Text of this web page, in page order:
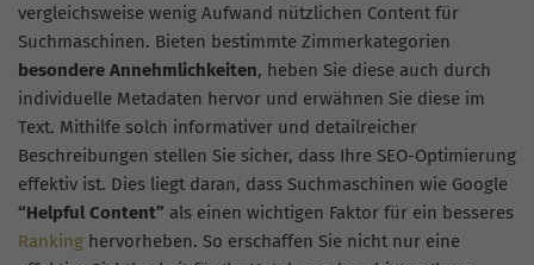
vergleichsweise wenig Aufwand nützlichen Content für
Suchmaschinen. Bieten bestimmte Zimmerkategorien
besondere Annehmlichkeiten, heben Sie diese auch durch
individuelle Metadaten hervor und erwähnen Sie diese im
Text. Mithilfe solch informativer und detailreicher
Beschreibungen stellen Sie sicher, dass Ihre SEO-Optimierung
effektiv ist. Dies liegt daran, dass Suchmaschinen wie Google
“Helpful Content” als einen wichtigen Faktor für ein besseres
Ranking hervorheben. So erschaffen Sie nicht nur eine